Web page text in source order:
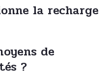
la recharge
de
?